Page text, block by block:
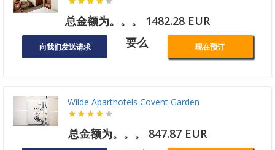
总金额为。。。 1482.28 EUR
向我们发送请求 要么 现在预订
Wilde Aparthotels Covent Garden
总金额为。。。 847.87 EUR